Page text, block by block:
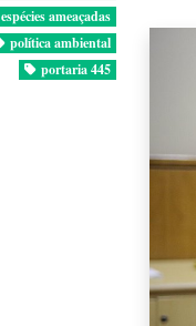
espécies ameaçadas
política ambiental
portaria 445